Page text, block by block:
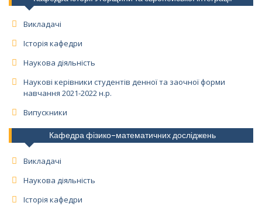
Викладачі
Історія кафедри
Наукова діяльність
Наукові керівники студентів денної та заочної форми
навчання 2021-2022 н.р.
Випускники
Кафедра фізико-математичних досліджень
Викладачі
Наукова діяльність
Історія кафедри